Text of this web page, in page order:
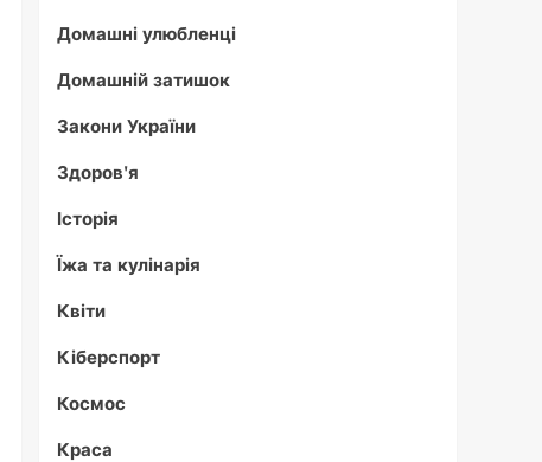
Домашні улюбленці
Домашній затишок
Закони України
Здоров'я
Історія
Їжа та кулінарія
Квіти
Кіберспорт
Космос
Краса